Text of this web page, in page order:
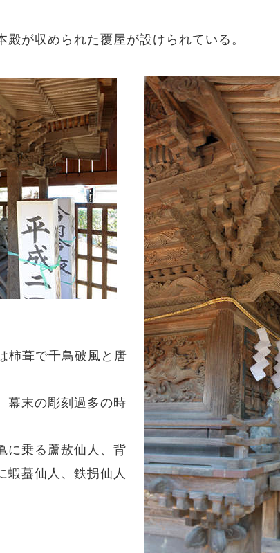
が収められた覆屋が設けられている。
柿葺で千鳥破風と唐
幕末の彫刻過多の時
に乗る蘆敖仙人、背
蝦蟇仙人、鉄拐仙人